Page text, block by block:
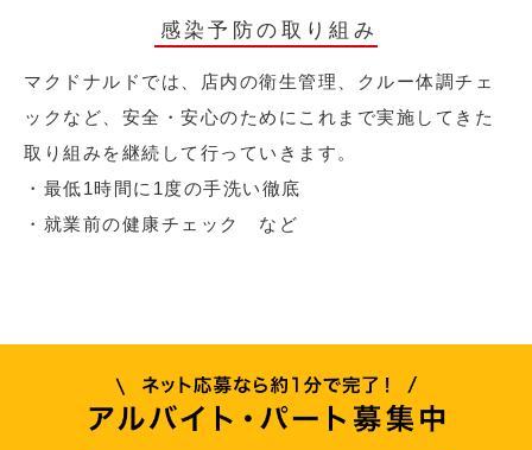
感染予防の取り組み
マクドナルドでは、店内の衛生管理、クルー体調チェ
ックなど、安全・安心のためにこれまで実施してきた
取り組みを継続して行っていきます。
・最低1時間に1度の手洗い徹底
・就業前の健康チェック など